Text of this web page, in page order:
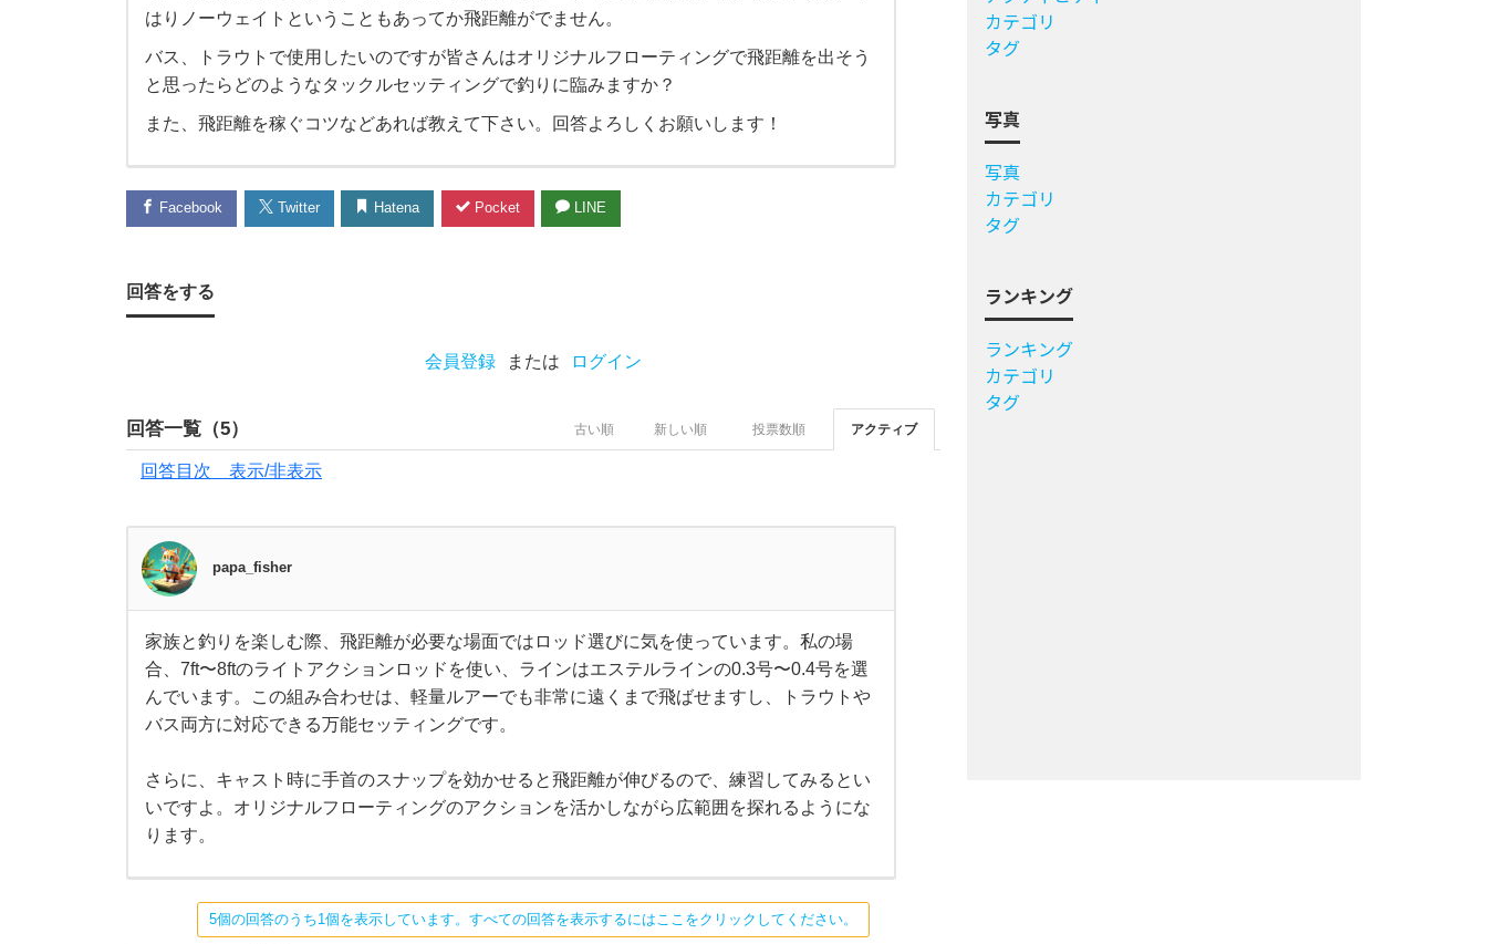
ラ
パ
ラ
の
飛
距
つ
て
、
ラ
パ
ラ
の
オ
はりノーウェイトということもあってか飛距離がでません。
バス、トラウトで使用したいのですが皆さんはオリジナルフローティングで飛距離を出そう
と思ったらどのようなタックルセッティングで釣りに臨みますか？
また、飛距離を稼ぐコツなどあれば教えて下さい。回答よろしくお願いします！
Facebook Twitter Hatena Pocket LINE
回答をする
会員登録 または ログイン
回答一覧（5） アクティブ
投票数順
新しい順
古い順
回答目次 表示/非表示
papa_fisher
家
族
と
釣
り
し
む
際
、
飛
離
家族と釣りを楽しむ際、飛距離が必要な場面ではロッド選びに気を使っています。私の場
合、7ft〜8ftのライトアクションロッドを使い、ラインはエステルラインの0.3号〜0.4号を選
んでいます。この組み合わせは、軽量ルアーでも非常に遠くまで飛ばせますし、トラウトや
バス両方に対応できる万能セッティングです。
さらに、キャスト時に手首のスナップを効かせると飛距離が伸びるので、練習してみるとい
いですよ。オリジナルフローティングのアクションを活かしながら広範囲を探れるようにな
ります。
5個の回答のうち1個を表示しています。すべての回答を表示するにはここをクリックしてください。
カテゴリ
タグ
写真
写真
カテゴリ
タグ
ランキング
ランキング
カテゴリ
タグ